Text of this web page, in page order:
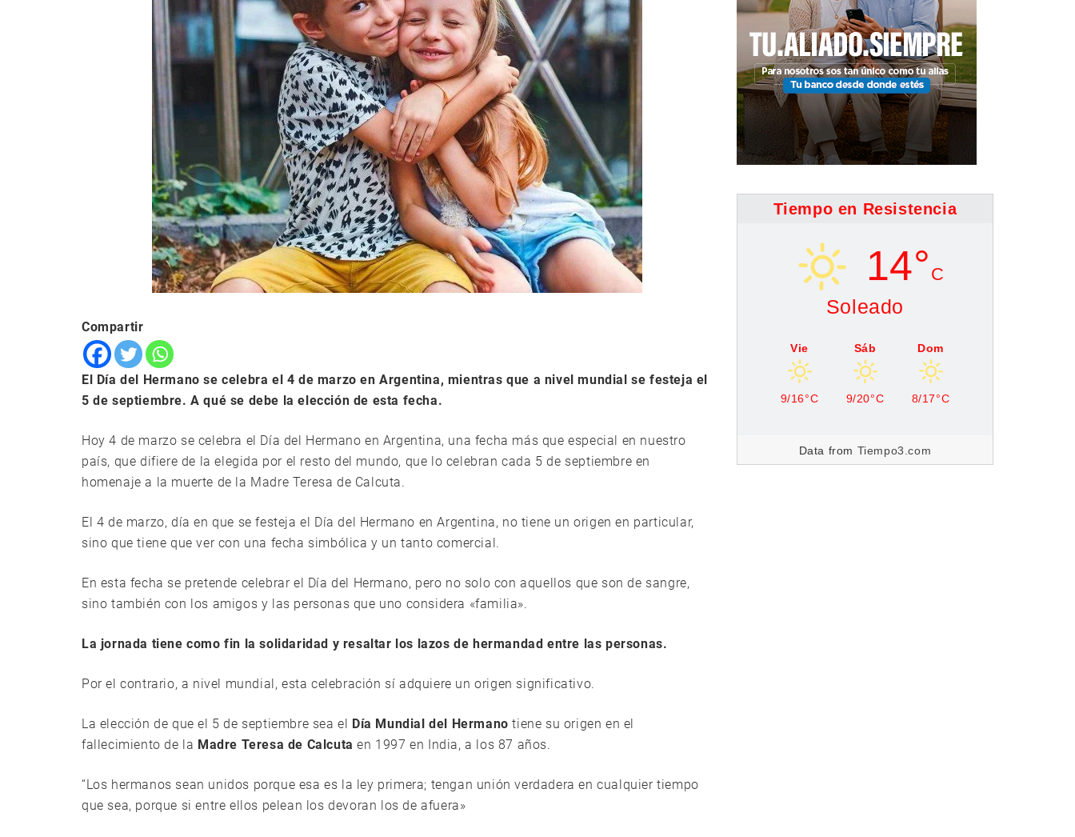
Compartir
El Día del Hermano se celebra el 4 de marzo en Argentina, mientras que a nivel mundial se festeja el
5 de septiembre. A qué se debe la elección de esta fecha.
Hoy 4 de marzo se celebra el Día del Hermano en Argentina, una fecha más que especial en nuestro
país, que difiere de la elegida por el resto del mundo, que lo celebran cada 5 de septiembre en
homenaje a la muerte de la Madre Teresa de Calcuta.
El 4 de marzo, día en que se festeja el Día del Hermano en Argentina, no tiene un origen en particular,
sino que tiene que ver con una fecha simbólica y un tanto comercial.
En esta fecha se pretende celebrar el Día del Hermano, pero no solo con aquellos que son de sangre,
sino también con los amigos y las personas que uno considera «familia».
La jornada tiene como fin la solidaridad y resaltar los lazos de hermandad entre las personas.
Por el contrario, a nivel mundial, esta celebración sí adquiere un origen significativo.
La elección de que el 5 de septiembre sea el Día Mundial del Hermanotiene su origen en el
fallecimiento de la Madre Teresa de Calcuta en 1997 en India, a los 87 años.
“Los hermanos sean unidos porque esa es la ley primera; tengan unión verdadera en cualquier tiempo
que sea, porque si entre ellos pelean los devoran los de afuera»
Tiempo en Resistencia
14° C
Soleado
Vie
9/16°C
Sáb
9/20°C
Dom
8/17°C
Data from Tiempo3.com